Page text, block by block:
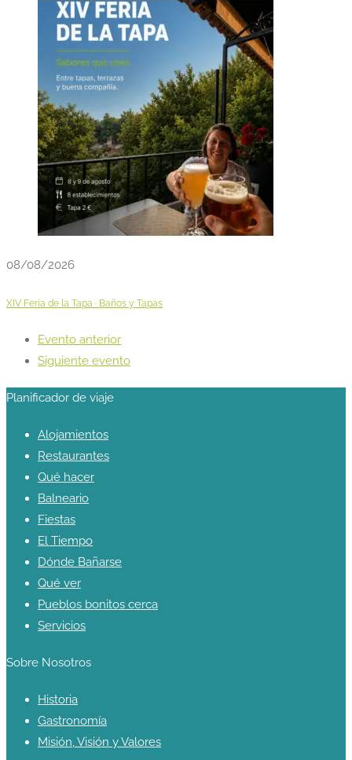
08/08/2026
XIV Feria de la Tapa · Baños y Tapas
Evento anterior
Siguiente evento
Planificador de viaje
Alojamientos
Restaurantes
Qué hacer
Balneario
Fiestas
El Tiempo
Dónde Bañarse
Qué ver
Pueblos bonitos cerca
Servicios
Sobre Nosotros
Historia
Gastronomía
Misión, Visión y Valores